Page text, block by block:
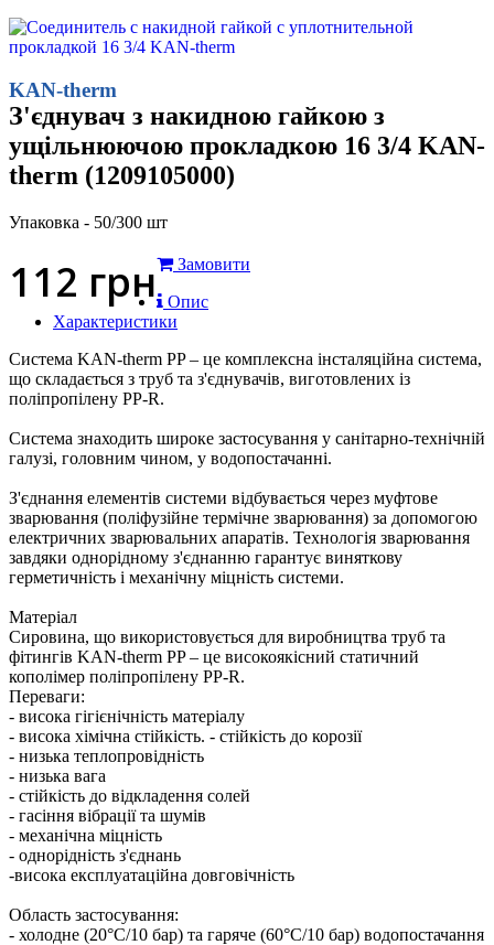
KAN-therm
З'єднувач з накидною гайкою з
ущільнюючою прокладкою 16 3/4 KAN-
therm (1209105000)
Упаковка - 50/300 шт
112 грн
Замовити
Опис
Характеристики
Система KAN-therm PP – це комплексна інсталяційна система,
що складається з труб та з'єднувачів, виготовлених із
поліпропілену PP-R.
Система знаходить широке застосування у санітарно-технічній
галузі, головним чином, у водопостачанні.
З'єднання елементів системи відбувається через муфтове
зварювання (поліфузійне термічне зварювання) за допомогою
електричних зварювальних апаратів. Технологія зварювання
завдяки однорідному з'єднанню гарантує виняткову
герметичність і механічну міцність системи.
Матеріал
Сировина, що використовується для виробництва труб та
фітингів KAN-therm PP – це високоякісний статичний
кополімер поліпропілену PP-R.
Переваги: ​​
- висока гігієнічність матеріалу
- висока хімічна стійкість. - стійкість до корозії
- низька теплопровідність
- низька вага
- стійкість до відкладення солей
- гасіння вібрації та шумів
- механічна міцність
- однорідність з'єднань
-висока експлуатаційна довговічність
Область застосування:
- холодне (20°C/10 бар) та гаряче (60°C/10 бар) водопостачання